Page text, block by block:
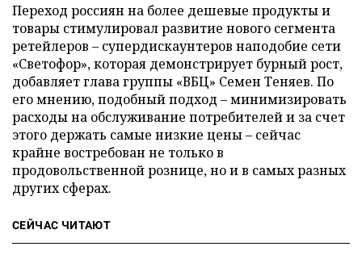
Переход россиян на более дешевые продукты и
товары стимулировал развитие нового сегмента
ретейлеров – супердискаунтеров наподобие сети
«Светофор», которая демонстрирует бурный рост,
добавляет глава группы «ВБЦ» Семен Теняев. По
его мнению, подобный подход – минимизировать
расходы на обслуживание потребителей и за счет
этого держать самые низкие цены – сейчас
крайне востребован не только в
продовольственной рознице, но и в самых разных
других сферах.
СЕЙЧАС ЧИТАЮТ